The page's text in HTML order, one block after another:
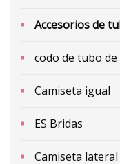
Accesorios de
codo de tubo
Camiseta igual
ES Bridas
Camiseta lateral